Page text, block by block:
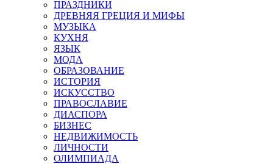
ПРАЗДНИКИ
ДРЕВНЯЯ ГРЕЦИЯ И МИФЫ
МУЗЫКА
КУХНЯ
ЯЗЫК
МОДА
ОБРАЗОВАНИЕ
ИСТОРИЯ
ИСКУССТВО
ПРАВОСЛАВИЕ
ДИАСПОРА
БИЗНЕС
НЕДВИЖИМОСТЬ
ЛИЧНОСТИ
ОЛИМПИАДА